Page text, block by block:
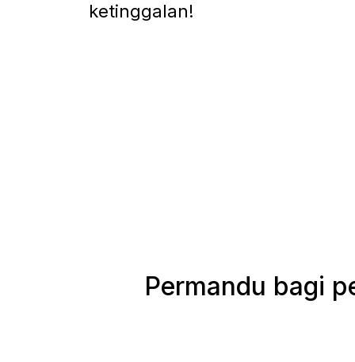
ketinggalan!
Permandu bagi